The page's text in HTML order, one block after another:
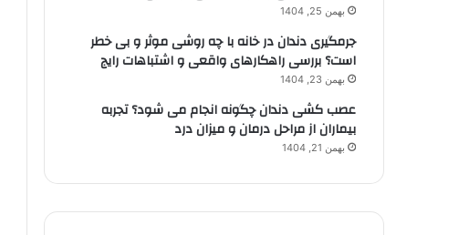
بهمن 25, 1404
جرمگیری دندان در خانه با چه روشی موثر و بی خطر
است؟ بررسی راهکارهای واقعی و اشتباهات رایج
بهمن 23, 1404
عصب کشی دندان چگونه انجام می شود؟ تجربه
بیماران از مراحل درمان و میزان درد
بهمن 21, 1404